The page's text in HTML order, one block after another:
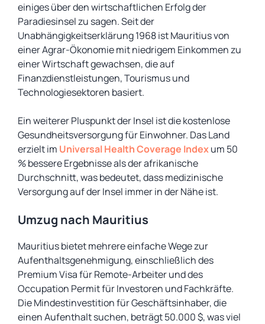
einiges über den wirtschaftlichen Erfolg der
Paradiesinsel zu sagen. Seit der
Unabhängigkeitserklärung 1968 ist Mauritius von
einer Agrar-Ökonomie mit niedrigem Einkommen zu
einer Wirtschaft gewachsen, die auf
Finanzdienstleistungen, Tourismus und
Technologiesektoren basiert.
Ein weiterer Pluspunkt der Insel ist die kostenlose
Gesundheitsversorgung für Einwohner. Das Land
erzielt im Universal Health Coverage Indexum 50
% bessere Ergebnisse als der afrikanische
Durchschnitt, was bedeutet, dass medizinische
Versorgung auf der Insel immer in der Nähe ist.
Umzug nach Mauritius
Mauritius bietet mehrere einfache Wege zur
Aufenthaltsgenehmigung, einschließlich des
Premium Visa für Remote-Arbeiter und des
Occupation Permit für Investoren und Fachkräfte.
Die Mindestinvestition für Geschäftsinhaber, die
einen Aufenthalt suchen, beträgt 50.000 $, was viel